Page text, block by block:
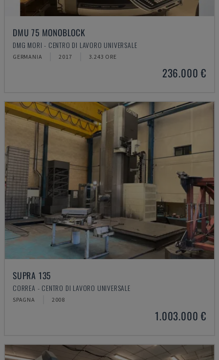
DMU 75 MONOBLOCK
DMG MORI - CENTRO DI LAVORO UNIVERSALE
GERMANIA 2017 3.243 ORE
236.000 €
SUPRA 135
CORREA - CENTRO DI LAVORO UNIVERSALE
SPAGNA 2008
1.003.000 €